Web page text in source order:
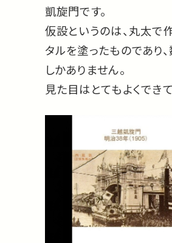
凱旋門です。
仮設というのは、丸太で
タルを塗ったものであり
しかありません。
見た目はとてもよくでき